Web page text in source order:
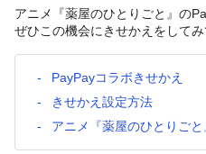
アニメ『薬屋のひとりごと』の
ぜひこの機会にきせかえをしてみ
PayPayコラボきせかえ
きせかえ設定方法
アニメ『薬屋のひとりご